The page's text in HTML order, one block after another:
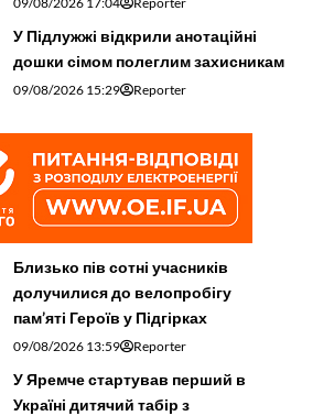
У Підлужжі відкрили анотаційні
дошки сімом полеглим захисникам
09/08/2026 15:29 Reporter
Близько пів сотні учасників
долучилися до велопробігу
пам’яті Героїв у Підгірках
09/08/2026 13:59 Reporter
У Яремче стартував перший в
Україні дитячий табір з